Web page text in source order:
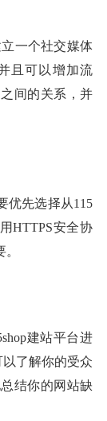
一个社交媒体
且可以增加流
间的关系，并
优先选择从115
HTTPS安全协
建站平台进
了解你的受众
结你的网站缺